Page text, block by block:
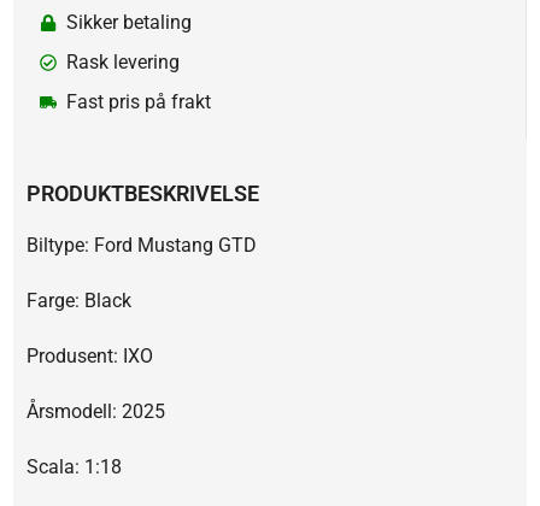
Sikker betaling
Rask levering
Fast pris på frakt
PRODUKTBESKRIVELSE
Biltype: Ford Mustang GTD
Farge: Black
Produsent: IXO
Årsmodell: 2025
Scala: 1:18